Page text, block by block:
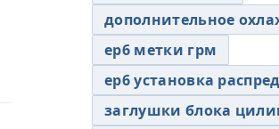
дополнительное
ер6 метки грм
ер6 установка
заглушки блока